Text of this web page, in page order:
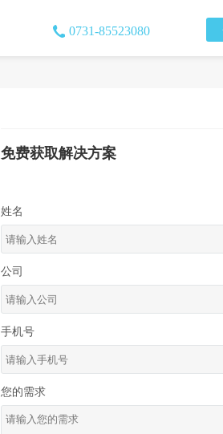
0731-85523080
免费获取解决方案
姓名
公司
手机号
您的需求